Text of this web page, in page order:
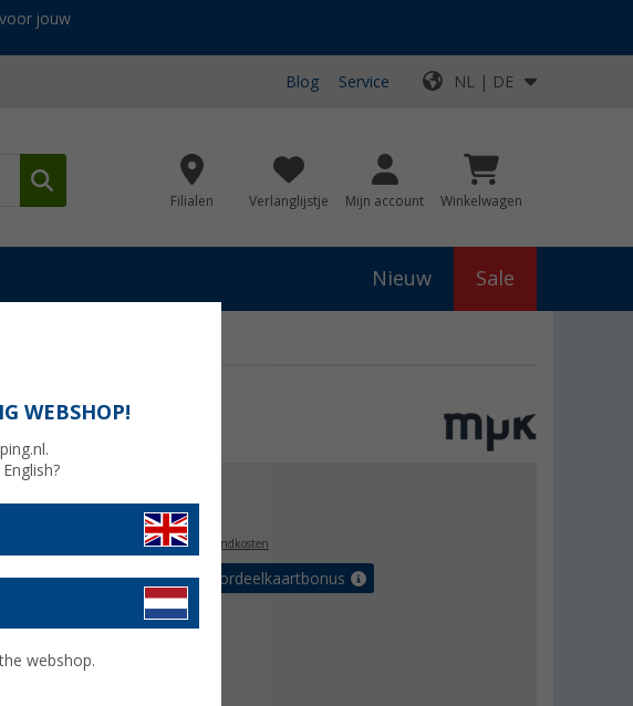
jouw
Blog Service NL | DE
Filialen Verlanglijstje Mijn account Winkelwagen
Nieuw Sale
€ 23,99
Prijzen incl. BTWplus verzendkosten
Verzeker tot 5% voordeelkaartbonus
WEBSHOP!
webshop.